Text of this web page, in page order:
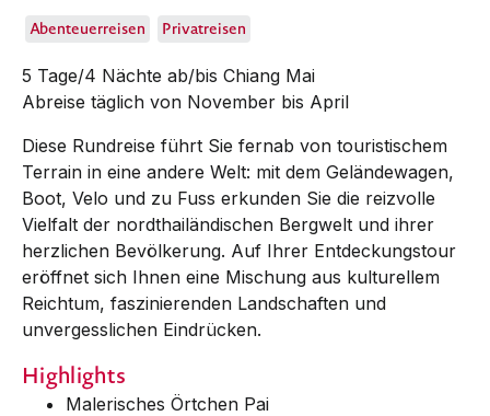
Abenteuerreisen Privatreisen
5 Tage/4 Nächte ab/bis Chiang Mai
Abreise täglich von November bis April
Diese Rundreise führt Sie fernab von touristischem
Terrain in eine andere Welt: mit dem Geländewagen,
Boot, Velo und zu Fuss erkunden Sie die reizvolle
Vielfalt der nordthailändischen Bergwelt und ihrer
herzlichen Bevölkerung. Auf Ihrer Entdeckungstour
eröffnet sich Ihnen eine Mischung aus kulturellem
Reichtum, faszinierenden Landschaften und
unvergesslichen Eindrücken.
Highlights
Malerisches Örtchen Pai